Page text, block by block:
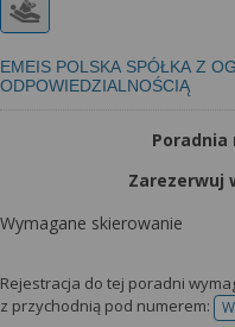
EMEIS POLSKA SPÓŁKA Z
ODPOWIEDZIALNOŚCIĄ
Zarezerwuj
Wymagane skierowanie
Rejestracja do tej poradni
z przychodnią pod numerem: